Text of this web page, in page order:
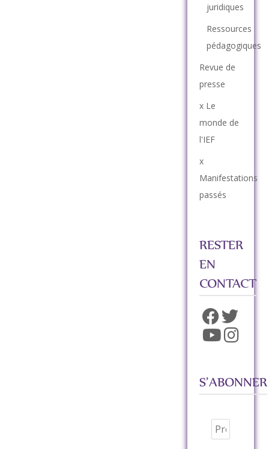
juridiques
Ressources
pédagogiques
Revue de
presse
x Le
monde de
l'IEF
x
Manifestations
passés
RESTER
EN
CONTACT
S’ABONNER